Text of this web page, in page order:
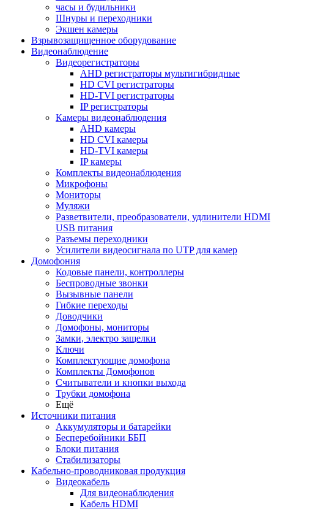
часы и будильники
Шнуры и переходники
Экшен камеры
Взрывозащищенное оборудование
Видеонаблюдение
Видеорегистраторы
AHD регистраторы мультигибридные
HD CVI регистраторы
HD-TVI регистраторы
IP регистраторы
Камеры видеонаблюдения
AHD камеры
HD CVI камеры
HD-TVI камеры
IP камеры
Комплекты видеонаблюдения
Микрофоны
Мониторы
Муляжи
Разветвители, преобразователи, удлинители HDMI
USB питания
Разъемы переходники
Усилители видеосигнала по UTP для камер
Домофония
Кодовые панели, контроллеры
Беспроводные звонки
Вызывные панели
Гибкие переходы
Доводчики
Домофоны, мониторы
Замки, электро защелки
Ключи
Комплектующие домофона
Комплекты Домофонов
Считыватели и кнопки выхода
Трубки домофона
Ещё
Источники питания
Аккумуляторы и батарейки
Бесперебойники ББП
Блоки питания
Стабилизаторы
Кабельно-проводниковая продукция
Видеокабель
Для видеонаблюдения
Кабель HDMI